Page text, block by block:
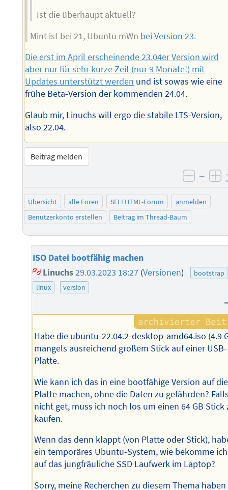
Ist die überhaupt aktuell?
Mint ist bei 21, Ubuntu mWn bei Version 23.
Die erst im April erscheinende 23.04er Version wird
aber nur für sehr kurze Zeit (nur 9 Monate!) mit
Updates unterstützt werden und ist sowas wie eine
frühe Beta-Version der kommenden 24.04.
Glaub mir, Linuchs will ergo die stabile LTS-Version,
also 22.04.
Beitrag melden
–
Übersicht alle Foren SELFHTML-Forum
anmelden
Benutzerkonto erstellen
Beitrag im Thread-Baum
ISO Datei bootfähig machen
Linuchs29.03.2023 18:27 (Versionen)
bootstrap
linux
version
Habe die ubuntu-22.04.2-desktop-amd64.iso (4.9
mangels ausreichend großem Stick auf einer USB-
Platte.
Wie kann ich das in eine bootfähige Version auf
Platte machen, ohne die Daten zu gefährden?
nicht get, muss ich noch los um einen 64 GB Stick
kaufen.
Wenn das denn klappt (von Platte oder Stick),
ein temporäres Ubuntu-System, wie bekomme
auf das jungfräuliche SSD Laufwerk im Laptop?
Sorry, meine Recherchen zu diesem Thema haben